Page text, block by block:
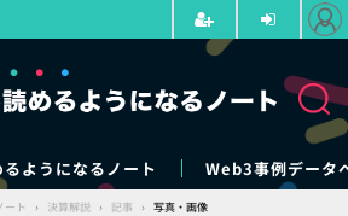
ようになるノート Web3事例データ
ート › 決算解説 › 記事 › 写真・画像